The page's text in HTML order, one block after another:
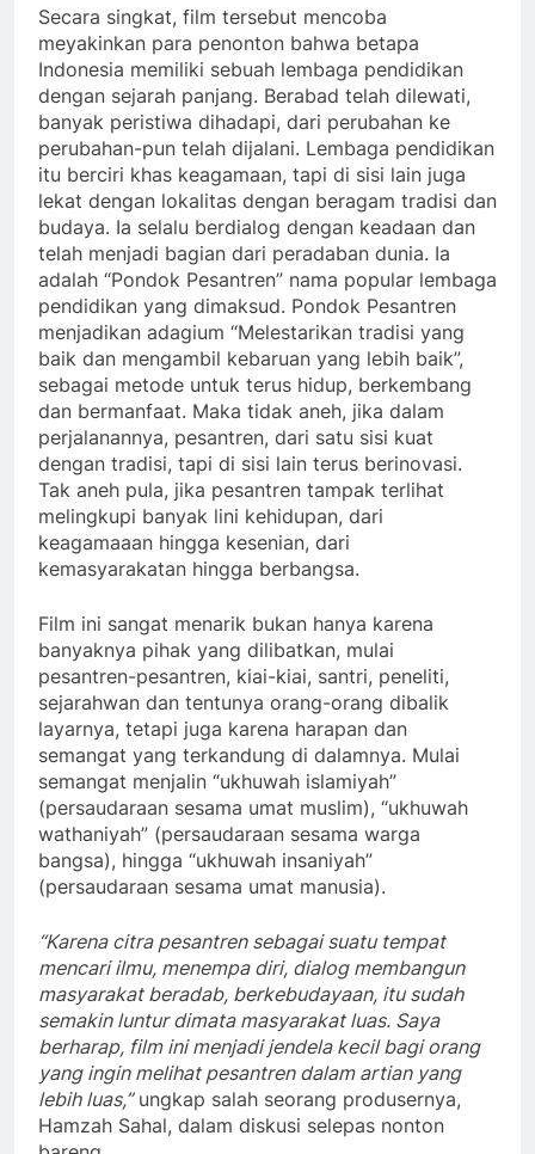
Secara singkat, film tersebut mencoba
meyakinkan para penonton bahwa betapa
Indonesia memiliki sebuah lembaga pendidikan
dengan sejarah panjang. Berabad telah dilewati,
banyak peristiwa dihadapi, dari perubahan ke
perubahan-pun telah dijalani. Lembaga pendidikan
itu berciri khas keagamaan, tapi di sisi lain juga
lekat dengan lokalitas dengan beragam tradisi dan
budaya. Ia selalu berdialog dengan keadaan dan
telah menjadi bagian dari peradaban dunia. Ia
adalah “Pondok Pesantren” nama popular lembaga
pendidikan yang dimaksud. Pondok Pesantren
menjadikan adagium “Melestarikan tradisi yang
baik dan mengambil kebaruan yang lebih baik”,
sebagai metode untuk terus hidup, berkembang
dan bermanfaat. Maka tidak aneh, jika dalam
perjalanannya, pesantren, dari satu sisi kuat
dengan tradisi, tapi di sisi lain terus berinovasi.
Tak aneh pula, jika pesantren tampak terlihat
melingkupi banyak lini kehidupan, dari
keagamaaan hingga kesenian, dari
kemasyarakatan hingga berbangsa.
Film ini sangat menarik bukan hanya karena
banyaknya pihak yang dilibatkan, mulai
pesantren-pesantren, kiai-kiai, santri, peneliti,
sejarahwan dan tentunya orang-orang dibalik
layarnya, tetapi juga karena harapan dan
semangat yang terkandung di dalamnya. Mulai
semangat menjalin “ukhuwah islamiyah”
(persaudaraan sesama umat muslim), “ukhuwah
wathaniyah” (persaudaraan sesama warga
bangsa), hingga “ukhuwah insaniyah”
(persaudaraan sesama umat manusia).
“Karena citra pesantren sebagai suatu tempat
mencari ilmu, menempa diri, dialog membangun
masyarakat beradab, berkebudayaan, itu sudah
semakin luntur dimata masyarakat luas. Saya
berharap, film ini menjadi jendela kecil bagi orang
yang ingin melihat pesantren dalam artian yang
lebih luas,”ungkap salah seorang produsernya,
Hamzah Sahal, dalam diskusi selepas nonton